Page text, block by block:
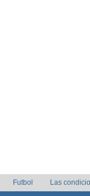
Futbol Las